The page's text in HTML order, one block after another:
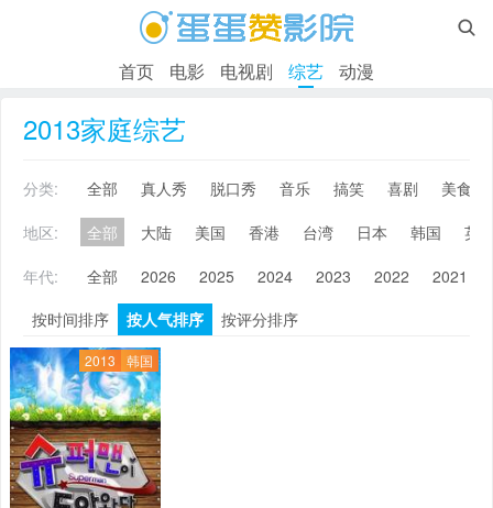

首页 电影 电视剧 综艺 动漫
2013家庭综艺
分类: 全部 真人秀 脱口秀 音乐 搞笑 喜剧
美食
地区:
全部 大陆 美国 香港 台湾 日本 韩国
英
年代:
全部 2026 2025 2024 2023 2022 2021
按时间排序
按人气排序 按评分排序
2013 韩国